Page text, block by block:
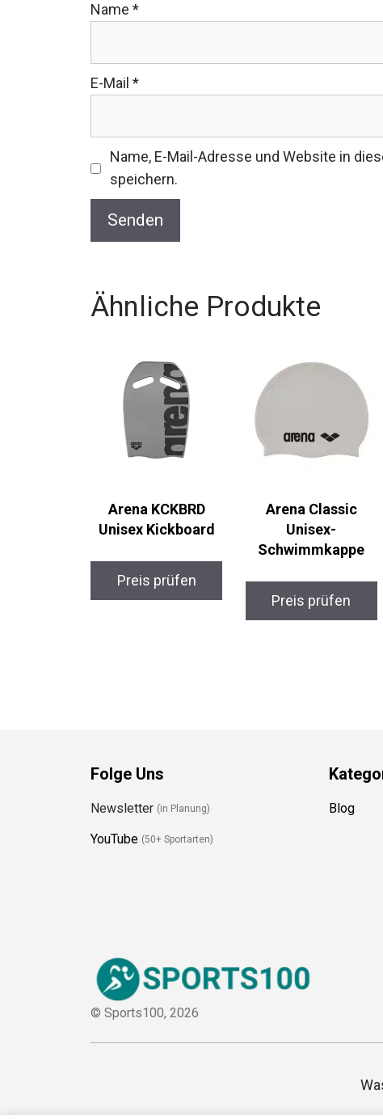
Name *
E-Mail *
Name, E-Mail-Adresse und Website in
speichern.
Ähnliche Produkte
Arena KCKBRD
Unisex Kickboard
Preis prüfen
Arena Classic
Unisex-
Schwimmkappe
Preis prüfen
Folge Uns
Newsletter (in Planung)
YouTube (50+ Sportarten)
Blog
© Sports100, 2026